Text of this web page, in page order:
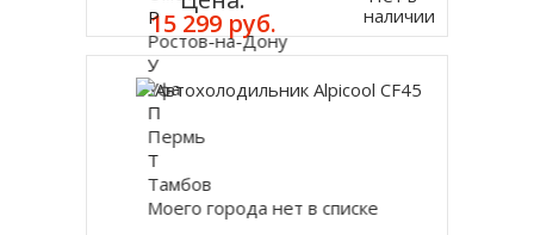
15 299 руб.
наличии
Р
Ростов-на-Дону
У
Уфа
П
Пермь
Т
Тамбов
Моего города нет в списке